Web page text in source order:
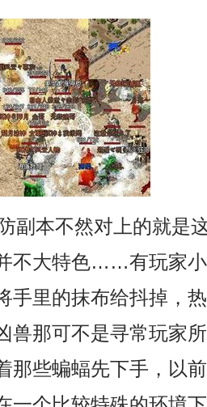
副本不然对上的就是
不大特色……有玩家
手里的抹布给抖掉，
兽那可不是寻常玩家
那些蝙蝠先下手，以